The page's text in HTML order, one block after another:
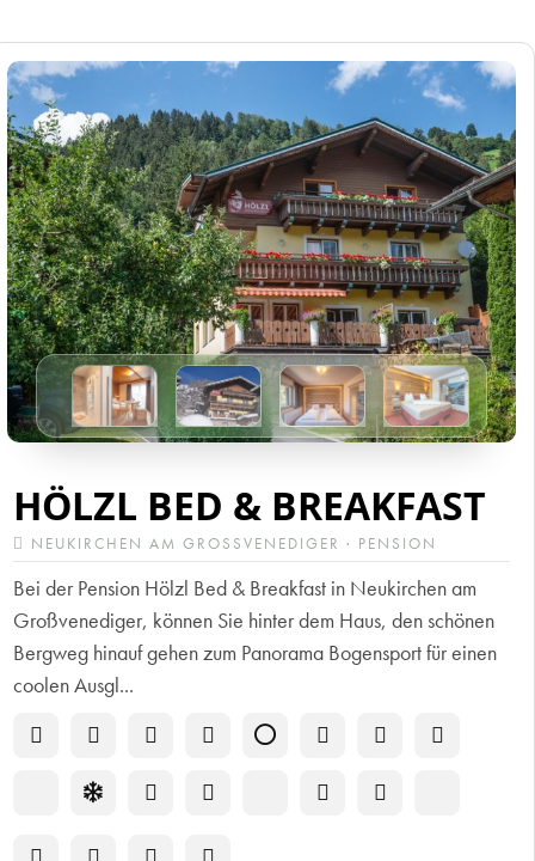
HÖLZL BED & BREAKFAST
NEUKIRCHEN AM GROSSVENEDIGER · PENSION
Bei der Pension Hölzl Bed & Breakfast in Neukirchen am
Großvenediger, können Sie hinter dem Haus, den schönen
Bergweg hinauf gehen zum Panorama Bogensport für einen
coolen Ausgl...